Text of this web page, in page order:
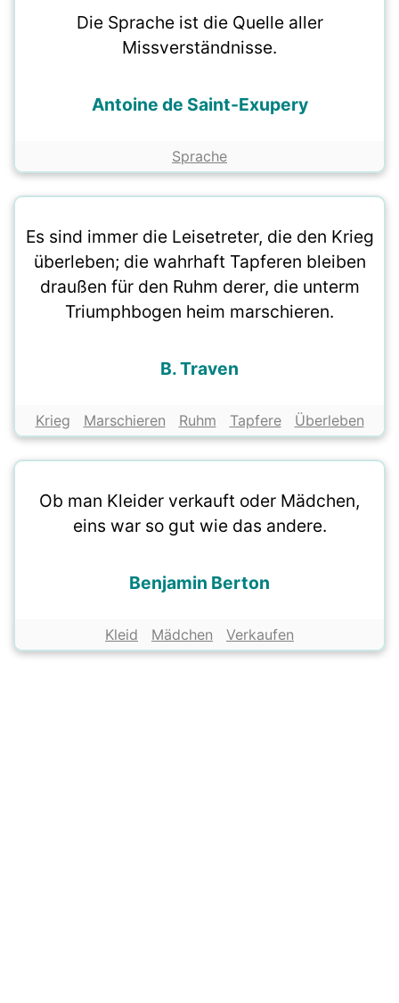
Die Sprache ist die Quelle aller
Missverständnisse.
Antoine de Saint-Exupery
Sprache
Es sind immer die Leisetreter, die den Krieg
überleben; die wahrhaft Tapferen bleiben
draußen für den Ruhm derer, die unterm
Triumphbogen heim marschieren.
B. Traven
Krieg Marschieren Ruhm Tapfere Überleben
Ob man Kleider verkauft oder Mädchen,
eins war so gut wie das andere.
Benjamin Berton
Kleid Mädchen Verkaufen